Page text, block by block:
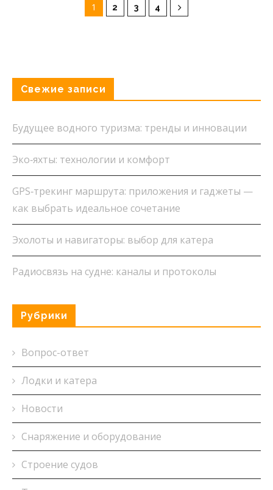
1 2 3 4
Свежие записи
Будущее водного туризма: тренды и инновации
Эко‑яхты: технологии и комфорт
GPS‑трекинг маршрута: приложения и гаджеты —
как выбрать идеальное сочетание
Эхолоты и навигаторы: выбор для катера
Радиосвязь на судне: каналы и протоколы
Рубрики
Вопрос-ответ
Лодки и катера
Новости
Снаряжение и оборудование
Строение судов